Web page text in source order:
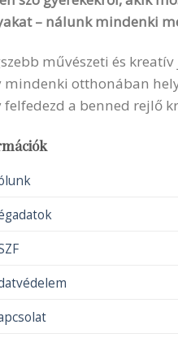
– nálunk mindenki
művészeti és
mindenki otthonában
felfedezd a benned rejlő